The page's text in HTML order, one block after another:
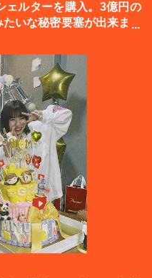
ェルターを購入。3億円の
いな秘密要塞が出来まし